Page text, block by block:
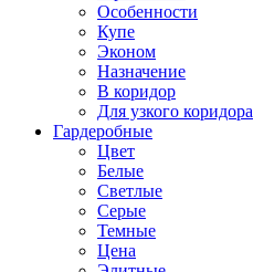
Особенности
Купе
Эконом
Назначение
В коридор
Для узкого коридора
Гардеробные
Цвет
Белые
Светлые
Серые
Темные
Цена